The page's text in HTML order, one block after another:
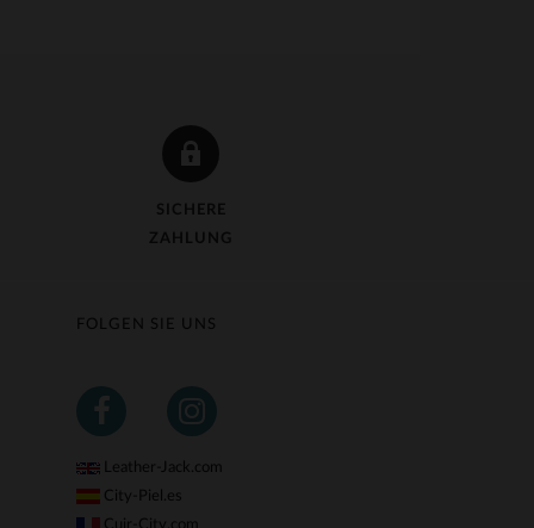
SICHERE
ZAHLUNG
FOLGEN SIE UNS
Leather-Jack.com
City-Piel.es